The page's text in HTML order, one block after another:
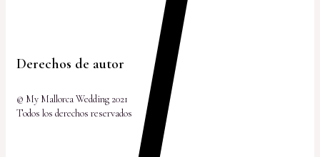
Derechos de autor
© My Mallorca Wedding 2021
Todos los derechos reservados